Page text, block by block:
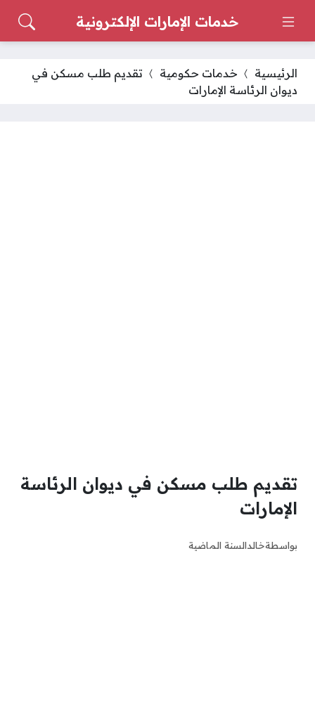
خدمات الإمارات الإلكترونية
الرئيسية خدمات حكومية
تقديم طلب مسكن في
ديوان الرئاسة الإمارات
تقديم طلب مسكن في ديوان الرئاسة
الإمارات
بواسطةخالدالسنة الماضية